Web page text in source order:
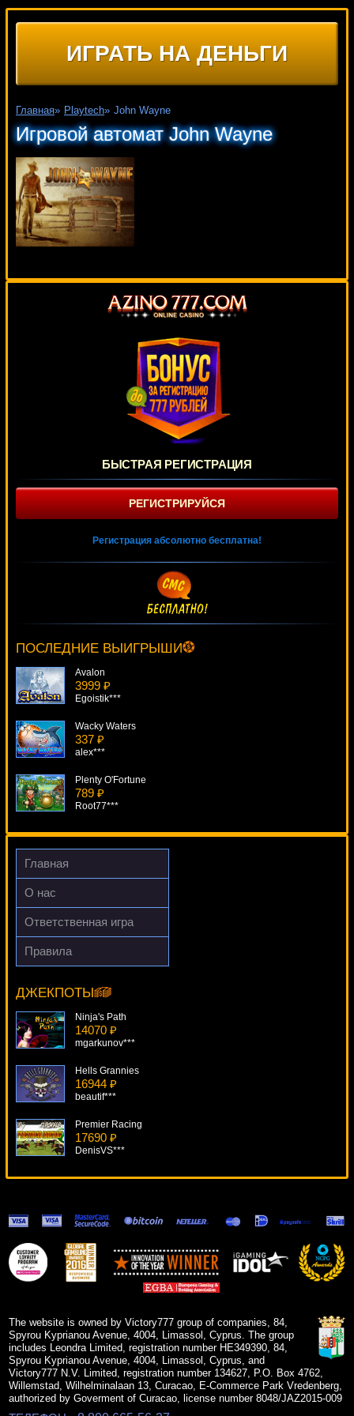
ИГРАТЬ НА ДЕНЬГИ
Главная» Playtech» John Wayne
Игровой автомат John Wayne
БЫСТРАЯ РЕГИСТРАЦИЯ
РЕГИСТРИРУЙСЯ
Регистрация абсолютно бесплатна!
ПОСЛЕДНИЕ ВЫИГРЫШИ
turen***
Avalon
3999 ₽
Egoistik***
Wacky Waters
337 ₽
alex***
Plenty O'Fortune
789 ₽
Root77***
Flamenco Roses
3366 ₽
Root77***
Главная
О нас
Ответственная игра
Правила
ДЖЕКПОТЫ
Moorhuhn
mgarkunov***
Ninja's Path
14070 ₽
mgarkunov***
Hells Grannies
16944 ₽
beautif***
Premier Racing
17690 ₽
DenisVS***
Retro Reels Extreme Heat
19376 ₽
superman***
Twerk
The website is owned by Victory777 group of companies, 84,
Spyrou Kyprianou Avenue, 4004, Limassol, Cyprus. The group
includes Leondra Limited, registration number HE349390, 84,
Spyrou Kyprianou Avenue, 4004, Limassol, Cyprus, and
Victory777 N.V. Limited, registration number 134627, P.O. Box 4762,
Willemstad, Wilhelminalaan 13, Curacao, E-Commerce Park Vredenberg,
authorized by Goverment of Curacao, license number 8048/JAZ2015-009